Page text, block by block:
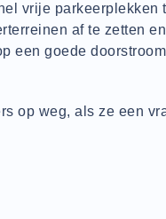
vrije parkeerplekken
af te zetten
een goede
op weg, als ze een